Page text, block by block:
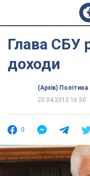
Глава СБУ
доходи
(Архів) Політика
20.04.2012 16:50
0